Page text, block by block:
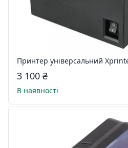
Принтер універсальний
3 100 ₴
В наявності